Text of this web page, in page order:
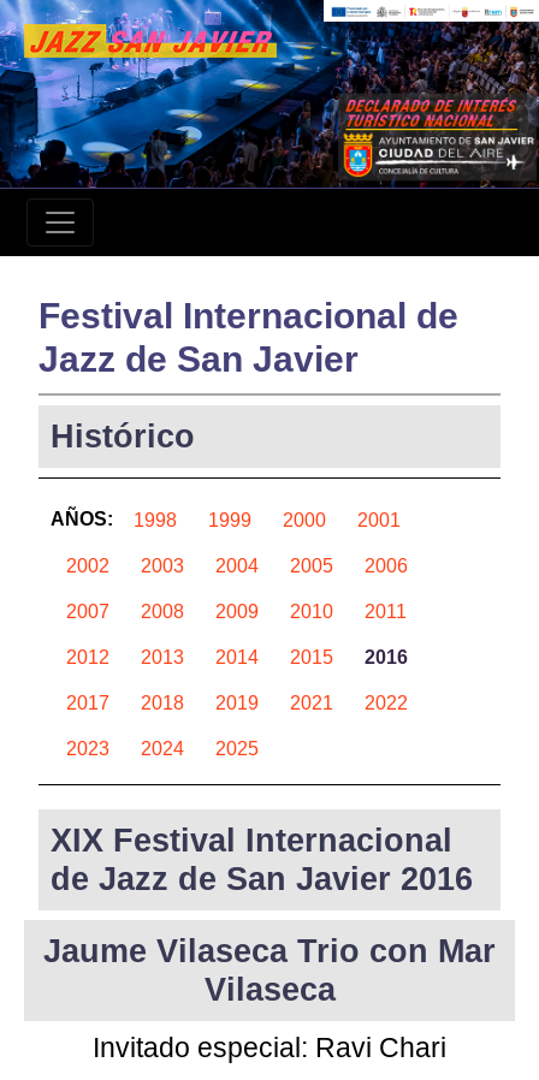
Festival Internacional de
Jazz de San Javier
Histórico
AÑOS: 1998 1999 2000 2001
2002 2003 2004 2005 2006
2007 2008 2009 2010 2011
2012 2013 2014 2015 2016
2017 2018 2019 2021 2022
2023 2024 2025
XIX Festival Internacional
de Jazz de San Javier 2016
Jaume Vilaseca Trio con Mar
Vilaseca
Invitado especial: Ravi Chari